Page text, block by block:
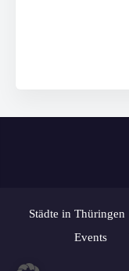
Städte in Thüringen
Events